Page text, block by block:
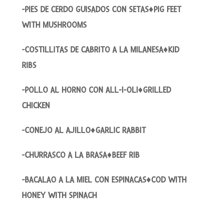
-PIES DE CERDO GUISADOS CON SETAS♦PIG FEET
WITH MUSHROOMS
-COSTILLITAS DE CABRITO A LA MILANESA♦KID
RIBS
-POLLO AL HORNO CON ALL-I-OLI♦GRILLED
CHICKEN
-CONEJO AL AJILLO♦GARLIC RABBIT
-CHURRASCO A LA BRASA♦BEEF RIB
-BACALAO A LA MIEL CON ESPINACAS♦COD WITH
HONEY WITH SPINACH